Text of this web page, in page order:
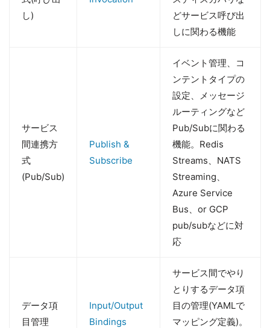
し)
どサービス呼び出
しに関わる機能
サービス
間連携方
式
(Pub/Sub)
Publish &
Subscribe
イベント管理、コ
ンテントタイプの
設定、メッセージ
ルーティングなど
Pub/Subに関わる
機能。Redis
Streams、NATS
Streaming、
Azure Service
Bus、or GCP
pub/subなどに対
応
データ項
目管理
Input/Output
Bindings
サービス間でやり
とりするデータ項
目の管理(YAMLで
マッピング定義)。